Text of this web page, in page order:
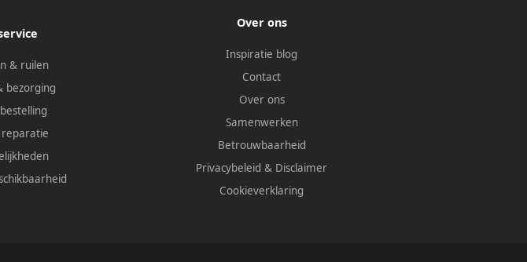
& ruilen
bezorging
Over ons
Inspiratie blog
Contact
Over ons
Samenwerken
Betrouwbaarheid
Privacybeleid & Disclaimer
Cookieverklaring